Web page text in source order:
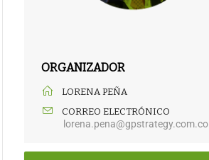
ORGANIZADOR
LORENA PEÑA
CORREO ELECTRÓNICO
lorena.pena@gpstrategy.com.co